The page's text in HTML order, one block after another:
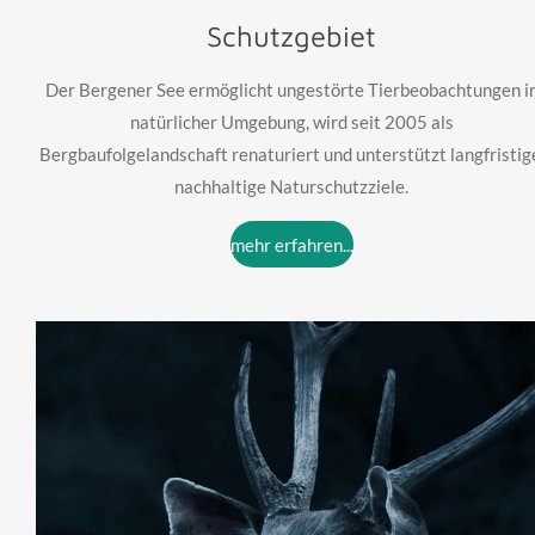
Schutzgebiet
Der Bergener See ermöglicht ungestörte Tierbeobachtungen
natürlicher Umgebung, wird seit 2005 als
Bergbaufolgelandschaft renaturiert und unterstützt
nachhaltige Naturschutzziele.
mehr erfahren...